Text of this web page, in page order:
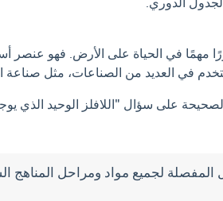
مهمًا في الحياة على الأرض. فهو عنصر
في العديد من الصناعات، مثل صناعة
الصحيحة على سؤال "اللافلز الوحيد الذي
المفصلة لجميع مواد ومراحل المناهج